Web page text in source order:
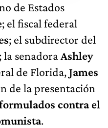
de Estados
; el fiscal federal
; el subdirector del
la senadoraAshley
de Florida,James
de la presentación
contra el
.